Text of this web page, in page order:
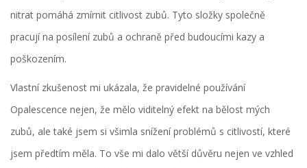
nitrat pomáhá zmírnit citlivost zubů. Tyto složky společně
pracují na posílení zubů a ochraně před budoucími kazy a
poškozením.
Vlastní zkušenost mi ukázala, že pravidelné používání
Opalescence nejen, že mělo viditelný efekt na bělost mých
zubů, ale také jsem si všimla snížení problémů s citlivostí, které
jsem předtím měla. To vše mi dalo větší důvěru nejen ve vzhled